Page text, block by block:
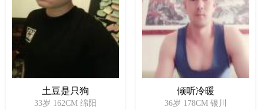
土豆是只狗
33岁 162CM 绵阳
倾听冷暖
36岁 178CM 银川